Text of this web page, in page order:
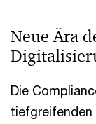
Neue Ära
Die
tiefgreifenden